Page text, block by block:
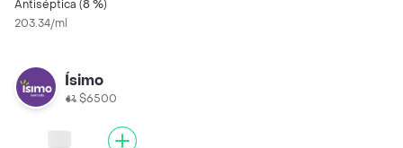
Antiséptica (8 %)
203.34/ml
Ísimo
$6500